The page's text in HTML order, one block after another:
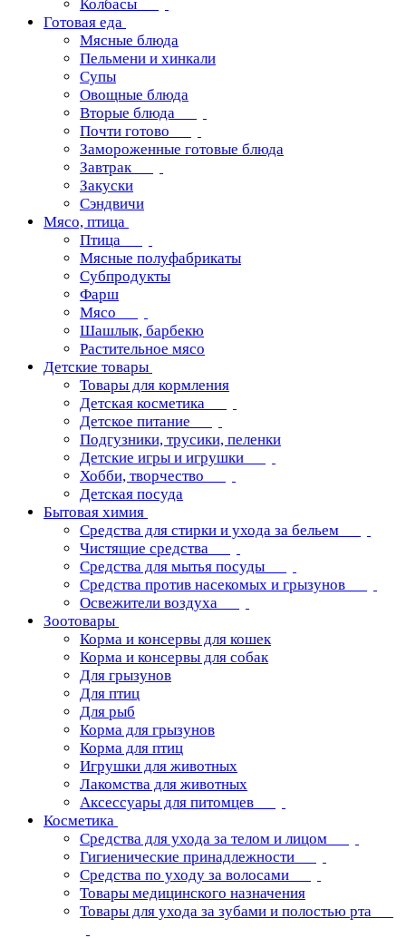
Колбасы
Готовая еда
Мясные блюда
Пельмени и хинкали
Супы
Овощные блюда
Вторые блюда
Почти готово
Замороженные готовые блюда
Завтрак
Закуски
Сэндвичи
Мясо, птица
Птица
Мясные полуфабрикаты
Субпродукты
Фарш
Мясо
Шашлык, барбекю
Растительное мясо
Детские товары
Товары для кормления
Детская косметика
Детское питание
Подгузники, трусики, пеленки
Детские игры и игрушки
Хобби, творчество
Детская посуда
Бытовая химия
Средства для стирки и ухода за бельем
Чистящие средства
Средства для мытья посуды
Средства против насекомых и грызунов
Освежители воздуха
Зоотовары
Корма и консервы для кошек
Корма и консервы для собак
Для грызунов
Для птиц
Для рыб
Корма для грызунов
Корма для птиц
Игрушки для животных
Лакомства для животных
Аксессуары для питомцев
Косметика
Средства для ухода за телом и лицом
Гигиенические принадлежности
Средства по уходу за волосами
Товары медицинского назначения
Товары для ухода за зубами и полостью рта